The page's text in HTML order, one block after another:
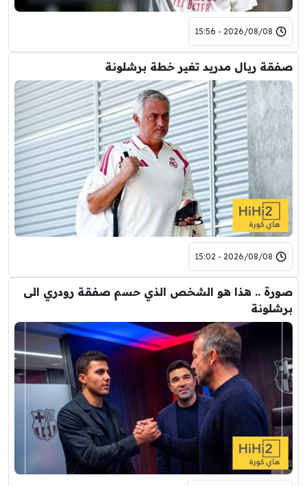
2026/08/08 - 15:56
صفقة ريال مدريد تغير خطة برشلونة
2026/08/08 - 15:02
صورة .. هذا هو الشخص الذي حسم صفقة رودري الى
برشلونة